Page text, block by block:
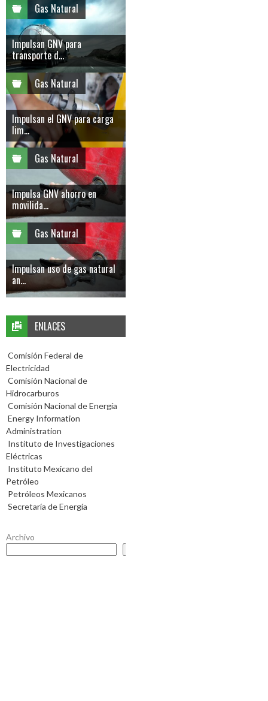
Gas Natural
Impulsan GNV para
transporte d...
Gas Natural
Impulsan el GNV para carga
lim...
Gas Natural
Impulsa GNV ahorro en
movilida...
Gas Natural
Impulsan uso de gas natural
an...
ENLACES
Comisión Federal de
Electricidad
Comisión Nacional de
Hidrocarburos
Comisión Nacional de Energía
Energy Information
Administration
Instituto de Investigaciones
Eléctricas
Instituto Mexicano del
Petróleo
Petróleos Mexicanos
Secretaría de Energía
Archivo